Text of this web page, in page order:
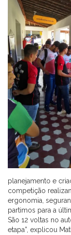
planejamento e
competição
ergonomia,
partimos para a
São 12 voltas no
etapa”, explicou